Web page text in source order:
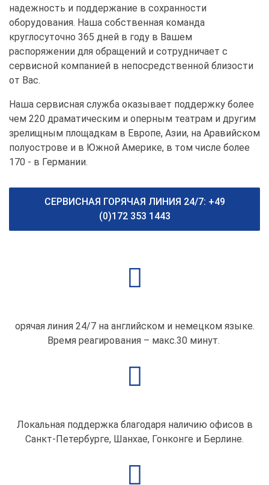
надежность и поддержание в сохранности
оборудования. Наша собственная команда
круглосуточно 365 дней в году в Вашем
распоряжении для обращений и сотрудничает с
сервисной компанией в непосредственной близости
от Вас.
Наша сервисная служба оказывает поддержку более
чем 220 драматическим и оперным театрам и другим
зрелищным площадкам в Европе, Азии, на Аравийском
полуострове и в Южной Америке, в том числе более
170 - в Германии.
СЕРВИСНАЯ ГОРЯЧАЯ ЛИНИЯ 24/7: +49
(0)172 353 1443
орячая линия 24/7 на английском и немецком языке.
Время реагирования – макс.30 минут.
Локальная поддержка благодаря наличию офисов в
Санкт-Петербурге, Шанхае, Гонконге и Берлине.